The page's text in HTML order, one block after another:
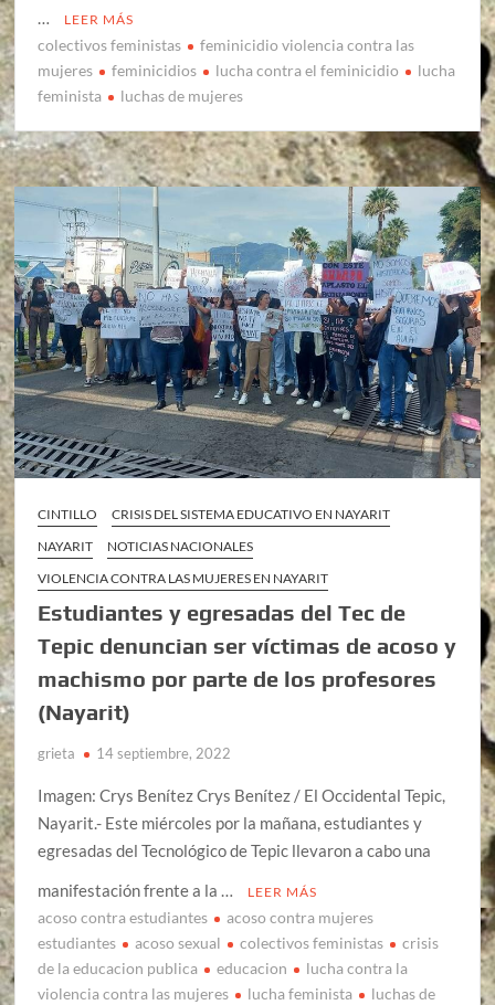
…
LEER MÁS
colectivos feministas
feminicidio violencia contra las
mujeres
feminicidios lucha contra el feminicidio
lucha
feminista
luchas de mujeres
CINTILLO
CRISIS DEL SISTEMA EDUCATIVO EN NAYARIT
NAYARIT
NOTICIAS NACIONALES
VIOLENCIA CONTRA LAS MUJERES EN NAYARIT
Estudiantes y egresadas del Tec de
Tepic denuncian ser víctimas de acoso y
machismo por parte de los profesores
(Nayarit)
grieta 14 septiembre, 2022
Imagen: Crys Benítez Crys Benítez / El Occidental Tepic,
Nayarit.- Este miércoles por la mañana, estudiantes y
egresadas del Tecnológico de Tepic llevaron a cabo una
manifestación frente a la …
LEER MÁS
acoso contra estudiantes
acoso contra mujeres
estudiantes
acoso sexual colectivos feministas
crisis
de la educacion publica
educacion
lucha contra la
violencia contra las mujeres
lucha feminista
luchas de